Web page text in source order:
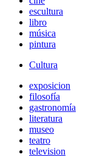
escultura
libro
música
pintura
Cultura
exposicion
filosofía
gastronomía
literatura
museo
teatro
television